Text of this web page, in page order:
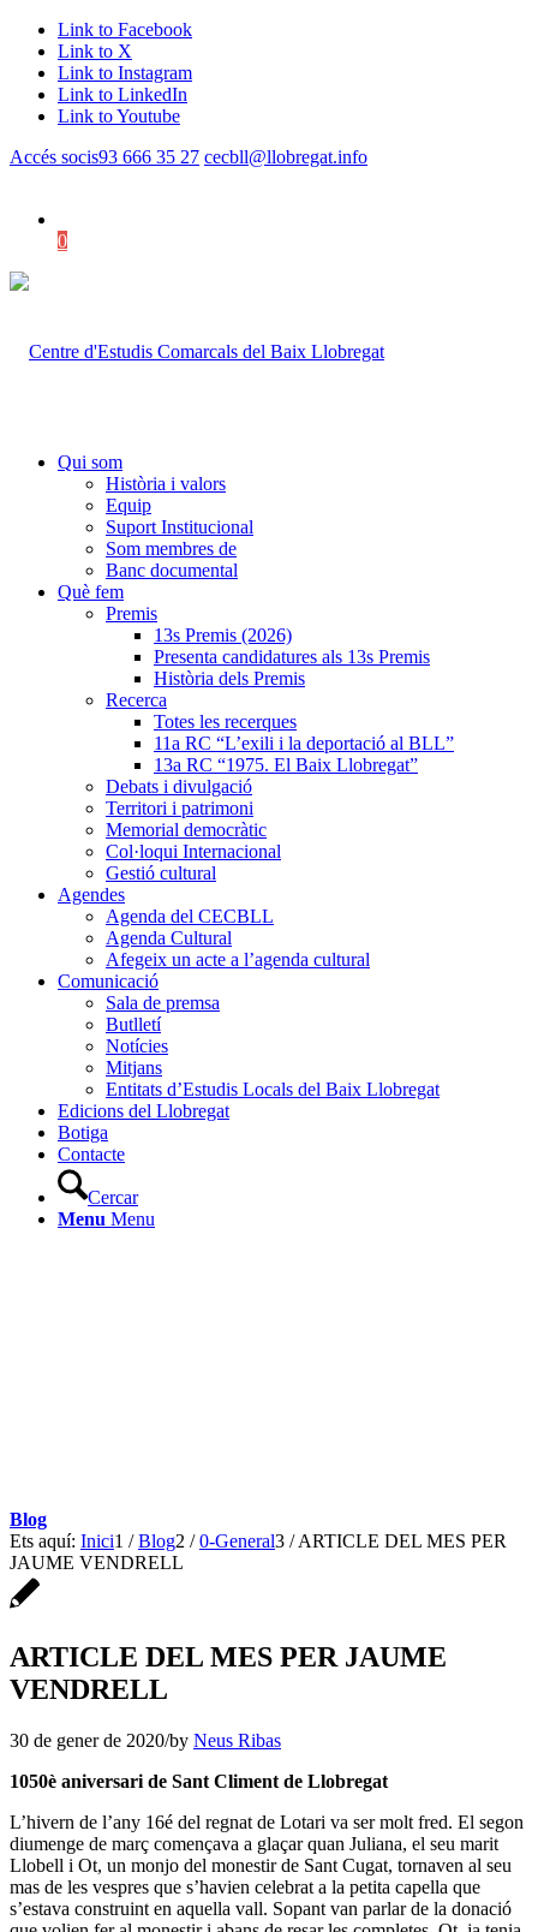
Link to Facebook
Link to X
Link to Instagram
Link to LinkedIn
Link to Youtube
Accés socis93 666 35 27 cecbll@llobregat.info
0
Qui som
Història i valors
Equip
Suport Institucional
Som membres de
Banc documental
Què fem
Premis
13s Premis (2026)
Presenta candidatures als 13s Premis
Història dels Premis
Recerca
Totes les recerques
11a RC “L’exili i la deportació al BLL”
13a RC “1975. El Baix Llobregat”
Debats i divulgació
Territori i patrimoni
Memorial democràtic
Col·loqui Internacional
Gestió cultural
Agendes
Agenda del CECBLL
Agenda Cultural
Afegeix un acte a l’agenda cultural
Comunicació
Sala de premsa
Butlletí
Notícies
Mitjans
Entitats d’Estudis Locals del Baix Llobregat
Edicions del Llobregat
Botiga
Contacte
Cercar
Menu Menu
Blog
Ets aquí: Inici1 / Blog2 / 0-General3 / ARTICLE DEL MES PER
JAUME VENDRELL
ARTICLE DEL MES PER JAUME
VENDRELL
30 de gener de 2020/by Neus Ribas
1050è aniversari de Sant Climent de Llobregat
L’hivern de l’any 16é del regnat de Lotari va ser molt fred. El segon
diumenge de març començava a glaçar quan Juliana, el seu marit
Llobell i Ot, un monjo del monestir de Sant Cugat, tornaven al seu
mas de les vespres que s’havien celebrat a la petita capella que
s’estava construint en aquella vall. Sopant van parlar de la donació